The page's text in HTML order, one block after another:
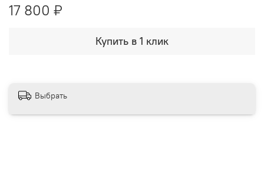
17 800 ₽
Купить в 1 клик
Выбрать